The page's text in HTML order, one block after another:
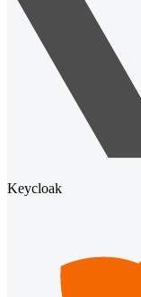
Keycloak